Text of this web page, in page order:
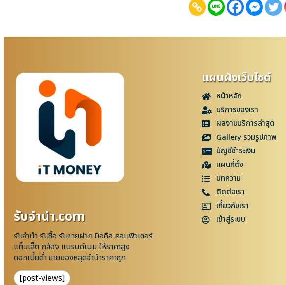
รับจํานํา.com
รับจำนำ รับซื้อ รับขายฝาก มือถือ คอมพิวเตอร์
แท็บเล็ต กล้อง แบรนด์เนม ให้ราคาสูง
ดอกเบี้ยต่ำ ขายของหลุดจำนำราคาถูก
[post-views]
แผนผังเว็บไซต์
หน้าหลัก
บริการของเรา
ผลงานบริการล่าสุด
Gallery รวมรูปภาพ
บัญชีชำระเงิน
แผนที่ตั้ง
บทความ
ติดต่อเรา
เกี่ยวกับเรา
เข้าสู่ระบบ